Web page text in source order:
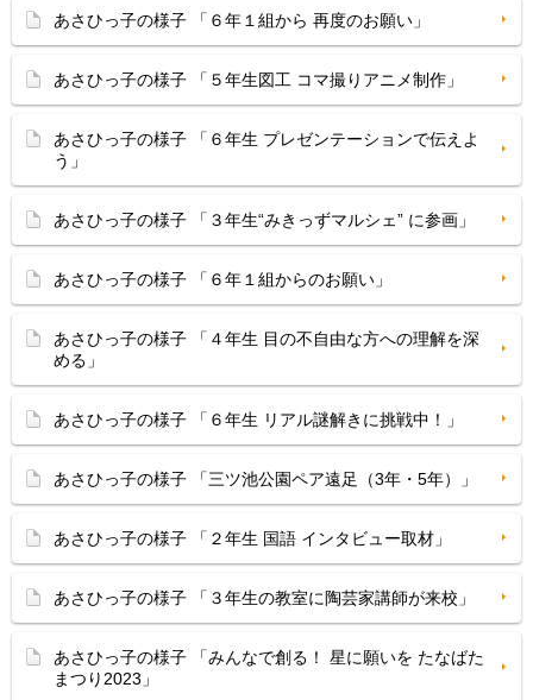
あさひっ子の様子 「６年１組から 再度のお願い」
あさひっ子の様子 「５年生図工 コマ撮りアニメ制作」
あさひっ子の様子 「６年生 プレゼンテーションで伝えよ
う」
あさひっ子の様子 「３年生“みきっずマルシェ” に参画」
あさひっ子の様子 「６年１組からのお願い」
あさひっ子の様子 「４年生 目の不自由な方への理解を深
める」
あさひっ子の様子 「６年生 リアル謎解きに挑戦中！」
あさひっ子の様子 「三ツ池公園ペア遠足（3年・5年）」
あさひっ子の様子 「２年生 国語 インタビュー取材」
あさひっ子の様子 「３年生の教室に陶芸家講師が来校」
あさひっ子の様子 「みんなで創る！ 星に願いを たなばた
まつり2023」